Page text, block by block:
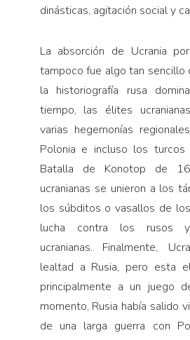
dinásticas, agitación social y
La absorción de Ucrania
tampoco fue algo tan sencillo
la historiografía rusa
tiempo, las élites
varias hegemonías
Polonia e incluso los turcos
Batalla de Konotop de
ucranianas se unieron a los
los súbditos o vasallos de
lucha contra los rusos
ucranianas. Finalmente,
lealtad a Rusia, pero esta
principalmente a un juego
momento, Rusia había salido
de una larga guerra con